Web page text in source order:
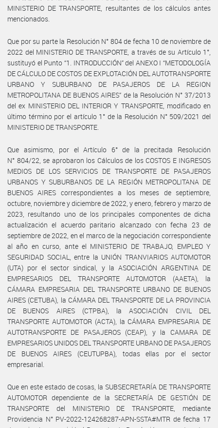
MINISTERIO DE TRANSPORTE, resultantes de los cálculos antes
mencionados.
Que por su parte la Resolución N° 804 de fecha 10 de noviembre de
2022 del MINISTERIO DE TRANSPORTE, a través de su Artículo 1°,
sustituyó el Punto “1. INTRODUCCIÓN” del ANEXO I “METODOLOGÍA
DE CÁLCULO DE COSTOS DE EXPLOTACIÓN DEL AUTOTRANSPORTE
URBANO Y SUBURBANO DE PASAJEROS DE LA REGION
METROPOLITANA DE BUENOS AIRES” de la Resolución N° 37/2013
del ex MINISTERIO DEL INTERIOR Y TRANSPORTE, modificado en
último término por el artículo 1° de la Resolución N° 509/2021 del
MINISTERIO DE TRANSPORTE.
Que asimismo, por el Artículo 6° de la precitada Resolución
N° 804/22, se aprobaron los Cálculos de los COSTOS E INGRESOS
MEDIOS DE LOS SERVICIOS DE TRANSPORTE DE PASAJEROS
URBANOS Y SUBURBANOS DE LA REGIÓN METROPOLITANA DE
BUENOS AIRES correspondientes a los meses de septiembre,
octubre, noviembre y diciembre de 2022, y enero, febrero y marzo de
2023, resultando uno de los principales componentes de dicha
actualización el acuerdo paritario alcanzado con fecha 23 de
septiembre de 2022, en el marco de la negociación correspondiente
al año en curso, ante el MINISTERIO DE TRABAJO, EMPLEO Y
SEGURIDAD SOCIAL, entre la UNIÓN TRANVIARIOS AUTOMOTOR
(UTA) por el sector sindical, y la ASOCIACIÓN ARGENTINA DE
EMPRESARIOS DEL TRANSPORTE AUTOMOTOR (AAETA), la
CÁMARA EMPRESARIA DEL TRANSPORTE URBANO DE BUENOS
AIRES (CETUBA), la CÁMARA DEL TRANSPORTE DE LA PROVINCIA
DE BUENOS AIRES (CTPBA), la ASOCIACIÓN CIVIL DEL
TRANSPORTE AUTOMOTOR (ACTA), la CÁMARA EMPRESARIA DE
AUTOTRANSPORTE DE PASAJEROS (CEAP), y la CAMARA DE
EMPRESARIOS UNIDOS DEL TRANSPORTE URBANO DE PASAJEROS
DE BUENOS AIRES (CEUTUPBA), todas ellas por el sector
empresarial.
Que en este estado de cosas, la SUBSECRETARÍA DE TRANSPORTE
AUTOMOTOR dependiente de la SECRETARÍA DE GESTIÓN DE
TRANSPORTE del MINISTERIO DE TRANSPORTE, mediante
Providencia N° PV-2022-124268287-APN-SSTA#MTR de fecha 17